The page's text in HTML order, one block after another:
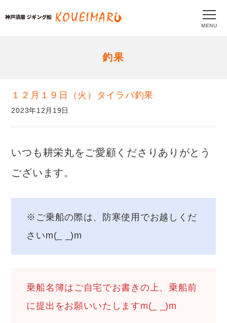
MENU
釣果
１２月１９日（火）タイラバ釣果
2023年12月19日
いつも耕栄丸をご愛顧くださりありがとう
ございます。
※ご乗船の際は、防寒使用でお越しくだ
さいm(_ _)m
乗船名簿はご自宅でお書きの上、乗船前
に提出をお願いいたしますm(_ _)m